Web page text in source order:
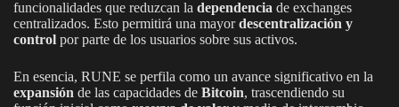
funcionalidades que reduzcan la dependencia de exchanges
centralizados. Esto permitirá una mayordescentralización y
control por parte de los usuarios sobre sus activos.
En esencia, RUNE se perfila como un avance significativo en la
expansión de las capacidades de Bitcoin, trascendiendo su